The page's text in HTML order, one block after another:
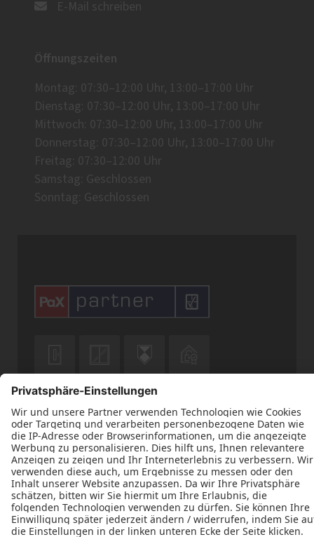
E-Mail schreiben
Öffnungszeiten
Montag: 07:30–12:00 Uhr, 13:00–17:00 Uhr
Dienstag: 07:30–12:00 Uhr, 13:00–17:00 Uhr
Mittwoch: 07:30–12:00 Uhr, 13:00–17:00 Uhr
Donnerstag: 07:30–12:00 Uhr, 13:00–17:00 Uhr
Freitag: 07:30–12:00 Uhr
Samstag: Geschlossen
Sonntag: Geschlossen
 
  
  
Datenschutz Impressum Kontakt